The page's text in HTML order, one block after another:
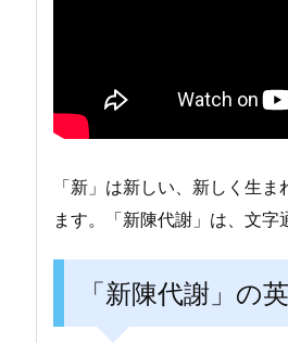
「新」は新しい、新しく生
ます。「新陳代謝」は、文字
「新陳代謝」の